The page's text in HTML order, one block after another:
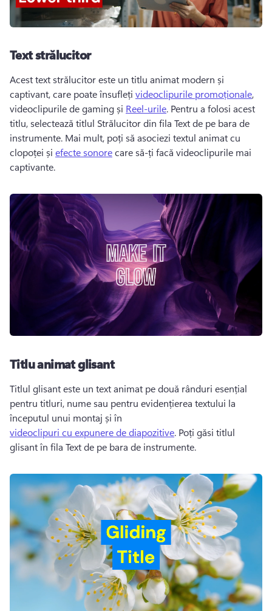
Text strălucitor
Acest text strălucitor este un titlu animat modern și
captivant, care poate însufleți videoclipurile promoționale,
videoclipurile de gaming și Reel-urile. Pentru a folosi acest
titlu, selectează titlul Strălucitor din fila Text de pe bara de
instrumente. Mai mult, poți să asociezi textul animat cu
clopoței și efecte sonore care să-ți facă videoclipurile mai
captivante.
Titlu animat glisant
Titlul glisant este un text animat pe două rânduri esențial
pentru titluri, nume sau pentru evidențierea textului la
începutul unui montaj și în
videoclipuri cu expunere de diapozitive. Poți găsi titlul
glisant în fila Text de pe bara de instrumente.